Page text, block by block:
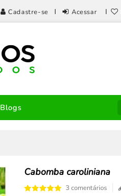
Cadastre-se Acessar
Blogs
Cabomba caroliniana
3 comentários